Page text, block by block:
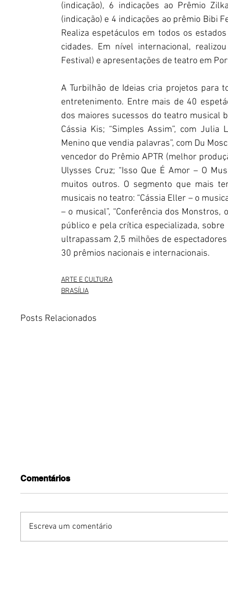
(indicação), 6 indicações ao Prêmio
(indicação) e 4 indicações ao prêmio Bibi
Realiza espetáculos em todos os
cidades. Em nível internacional,
Festival) e apresentações de teatro em
A Turbilhão de Ideias cria projetos para
entretenimento. Entre mais de 40
dos maiores sucessos do teatro musical
Cássia Kis; “Simples Assim”, com Julia
Menino que vendia palavras”, com Du
vencedor do Prêmio APTR (melhor
Ulysses Cruz; “Isso Que É Amor – O
muitos outros. O segmento que mais
musicais no teatro: “Cássia Eller – o
– o musical”, “Conferência dos Monstros,
público e pela crítica especializada,
ultrapassam 2,5 milhões de
30 prêmios nacionais e internacionais.
ARTE E CULTURA
BRASÍLIA
Posts Relacionados
Comentários
Escreva um comentário